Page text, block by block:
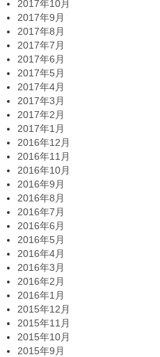
2017年10月
2017年9月
2017年8月
2017年7月
2017年6月
2017年5月
2017年4月
2017年3月
2017年2月
2017年1月
2016年12月
2016年11月
2016年10月
2016年9月
2016年8月
2016年7月
2016年6月
2016年5月
2016年4月
2016年3月
2016年2月
2016年1月
2015年12月
2015年11月
2015年10月
2015年9月